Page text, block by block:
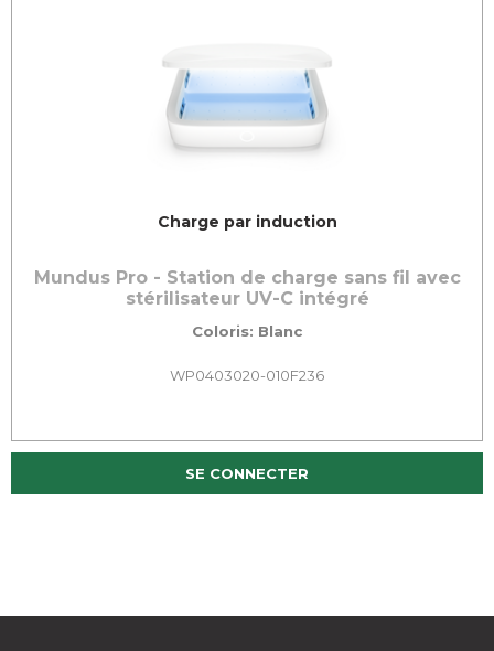
Charge par induction
Mundus Pro - Station de charge sans fil avec
stérilisateur UV-C intégré
Coloris: Blanc
WP0403020-010F236
SE CONNECTER